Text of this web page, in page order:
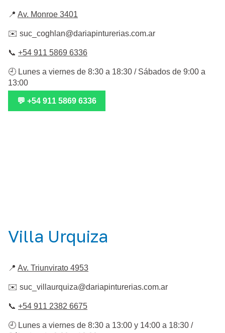
📍 Av. Monroe 3401
✉️ suc_coghlan@dariapinturerias.com.ar
📞 +54 911 5869 6336
🕘 Lunes a viernes de 8:30 a 18:30 / Sábados de 9:00 a
13:00
💬 +54 911 5869 6336
Villa Urquiza
📍 Av. Triunvirato 4953
✉️ suc_villaurquiza@dariapinturerias.com.ar
📞 +54 911 2382 6675
🕘 Lunes a viernes de 8:30 a 13:00 y 14:00 a 18:30 /